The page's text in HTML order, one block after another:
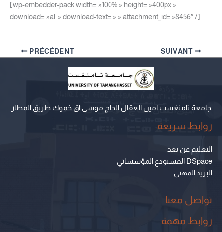
[wp-embedder-pack width= »100% » height= »400px »
download= »all » download-text= » » attachment_id= »8456″ /]
PRÉCÉDENT SUIVANT
جامعة تامنغست امين العقال الحاج موسى اق خموك طريق المطار
روابط سريعة
التعليم عن بعد
المستودع المؤسساتي DSpace
البريد المهني
تواصل معنا
روابط مهمة